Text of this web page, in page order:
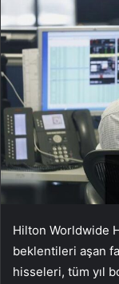
Hilton Worldwide
beklentileri aşan
hisseleri, tüm yıl